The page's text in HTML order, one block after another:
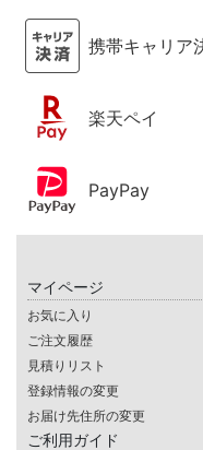
携帯キャリア
楽天ペイ
PayPay
マイページ
お気に入り
ご注文履歴
見積りリスト
登録情報の変更
お届け先住所の変更
ご利用ガイド